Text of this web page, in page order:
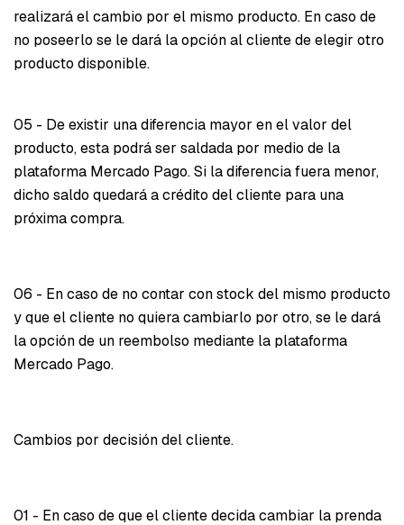
realizará el cambio por el mismo producto. En caso de
no poseerlo se le dará la opción al cliente de elegir otro
producto disponible.
05 - De existir una diferencia mayor en el valor del
producto, esta podrá ser saldada por medio de la
plataforma Mercado Pago. Si la diferencia fuera menor,
dicho saldo quedará a crédito del cliente para una
próxima compra.
06 - En caso de no contar con stock del mismo producto
y que el cliente no quiera cambiarlo por otro, se le dará
la opción de un reembolso mediante la plataforma
Mercado Pago.
Cambios por decisión del cliente.
01 - En caso de que el cliente decida cambiar la prenda